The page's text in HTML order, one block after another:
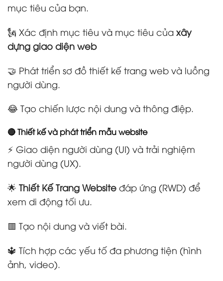
mục tiêu của bạn.
🗽 Xác định mục tiêu và mục tiêu của xây
dựng giao diện web
🤝 Phát triển sơ đồ thiết kế trang web và luồng
người dùng.
😂 Tạo chiến lược nội dung và thông điệp.
🔴 Thiết kế và phát triển mẫu website
⚡ Giao diện người dùng (UI) và trải nghiệm
người dùng (UX).
🌟 Thiết Kế Trang Website đáp ứng (RWD) để
xem di động tối ưu.
🟥 Tạo nội dung và viết bài.
🔱 Tích hợp các yếu tố đa phương tiện (hình
ảnh, video).